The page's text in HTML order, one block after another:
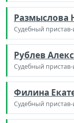
Размыслова
Судебный
Рублев
Судебный
Филина
Судебный